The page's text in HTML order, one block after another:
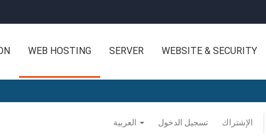
WEB HOSTING SERVER WEBSITE & SECURITY
تسجيل الدخول الإشتراك